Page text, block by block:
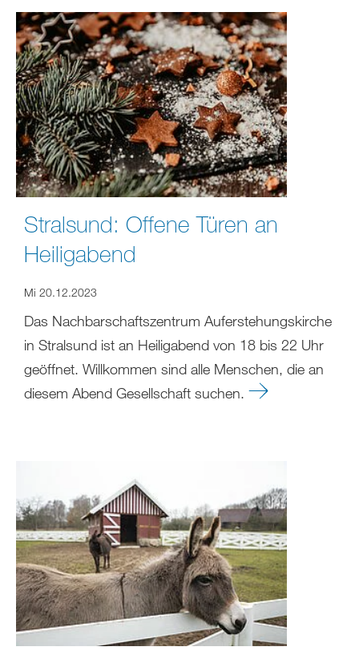
Stralsund: Offene Türen an
Heiligabend
Mi 20.12.2023
Das Nachbarschaftszentrum Auferstehungskirche
in Stralsund ist an Heiligabend von 18 bis 22 Uhr
geöffnet. Willkommen sind alle Menschen, die an
diesem Abend Gesellschaft suchen.